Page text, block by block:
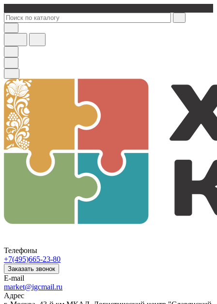
Телефоны
+7(495)665-23-80
Заказать звонок
E-mail
market@igcmail.ru
Адрес